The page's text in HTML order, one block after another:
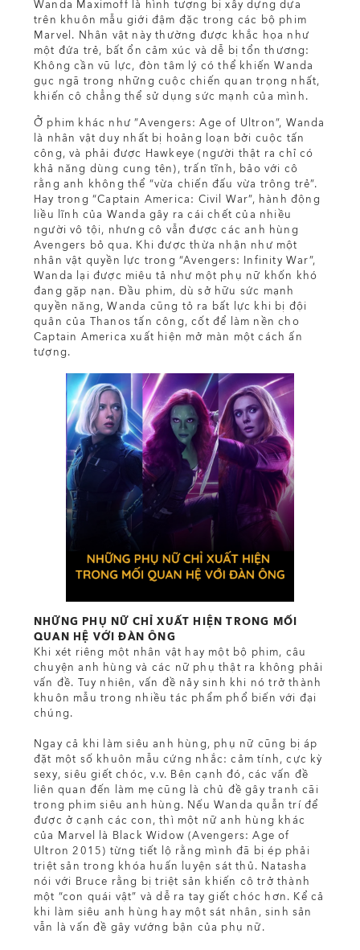
Wanda Maximoff là hình tượng bị xây dựng dựa
trên khuôn mẫu giới đậm đặc trong các bộ phim
Marvel. Nhân vật này thường được khắc họa như
một đứa trẻ, bất ổn cảm xúc và dễ bị tổn thương:
Không cần vũ lực, đòn tâm lý có thể khiến Wanda
gục ngã trong những cuộc chiến quan trọng nhất,
khiến cô chẳng thể sử dụng sức mạnh của mình.
Ở phim khác như ”Avengers: Age of Ultron”, Wanda
là nhân vật duy nhất bị hoảng loạn bởi cuộc tấn
công, và phải được Hawkeye (người thật ra chỉ có
khả năng dùng cung tên), trấn tĩnh, bảo với cô
rằng anh không thể “vừa chiến đấu vừa trông trẻ”.
Hay trong “Captain America: Civil War”, hành động
liều lĩnh của Wanda gây ra cái chết của nhiều
người vô tội, nhưng cô vẫn được các anh hùng
Avengers bỏ qua. Khi được thừa nhận như một
nhân vật quyền lực trong “Avengers: Infinity War”,
Wanda lại được miêu tả như một phụ nữ khốn khó
đang gặp nạn. Đầu phim, dù sở hữu sức mạnh
quyền năng, Wanda cũng tỏ ra bất lực khi bị đội
quân của Thanos tấn công, cốt để làm nền cho
Captain America xuất hiện mở màn một cách ấn
tượng.
NHỮNG PHỤ NỮ CHỈ XUẤT HIỆN TRONG MỐI
QUAN HỆ VỚI ĐÀN ÔNG
Khi xét riêng một nhân vật hay một bộ phim, câu
chuyện anh hùng và các nữ phụ thật ra không phải
vấn đề. Tuy nhiên, vấn đề nảy sinh khi nó trở thành
khuôn mẫu trong nhiều tác phẩm phổ biến với đại
chúng.
Ngay cả khi làm siêu anh hùng, phụ nữ cũng bị áp
đặt một số khuôn mẫu cứng nhắc: cảm tính, cực kỳ
sexy, siêu giết chóc, v.v. Bên cạnh đó, các vấn đề
liên quan đến làm mẹ cũng là chủ đề gây tranh cãi
trong phim siêu anh hùng. Nếu Wanda quẫn trí để
được ở cạnh các con, thì một nữ anh hùng khác
của Marvel là Black Widow (Avengers: Age of
Ultron 2015) từng tiết lộ rằng mình đã bị ép phải
triệt sản trong khóa huấn luyện sát thủ. Natasha
nói với Bruce rằng bị triệt sản khiến cô trở thành
một “con quái vật” và dễ ra tay giết chóc hơn. Kể cả
khi làm siêu anh hùng hay một sát nhân, sinh sản
vẫn là vấn đề gây vướng bận của phụ nữ.